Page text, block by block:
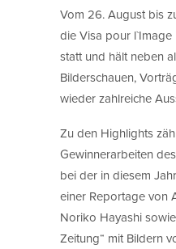
Vom 26. August bis
die Visa pour
statt und hält neben
Bilderschauen,
wieder zahlreiche
Zu den Highlights
Gewinnerarbeiten
bei der in diesem
einer Reportage von
Noriko Hayashi
Zeitung“ mit Bildern